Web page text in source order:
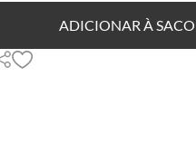
DESCUBRA SEU TAMANHO